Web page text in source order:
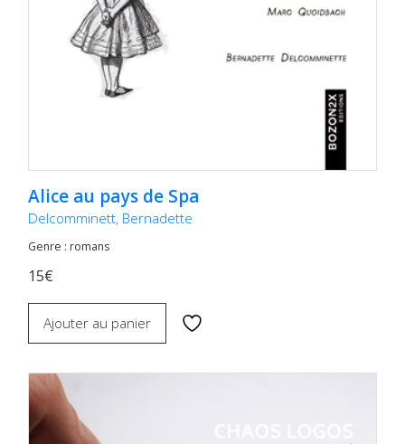
Alice au pays de Spa
Delcomminett, Bernadette
Genre : romans
15€
Ajouter au panier